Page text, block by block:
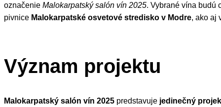
označenie Malokarpatský salón vín 2025. Vybrané vína budú
pivnice Malokarpatské osvetové stredisko v Modre, ako aj
Význam projektu
Malokarpatský salón vín 2025 predstavuje jedinečný